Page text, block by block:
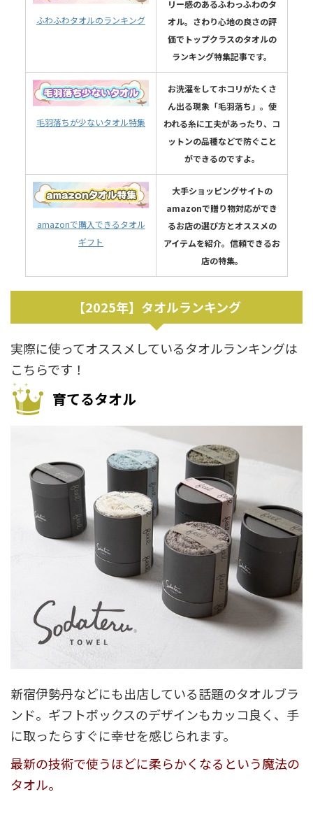
ふわふわタオルのランキング
リー感のあるふわっふわのタ
オル。さわり心地の良さの評
価でトップクラスのタオルの
ランキング特集記事です。
毛羽落ちが少ないタオル特集
お洗濯をしてホコリがたくさ
ん出る現象「毛羽落ち」。使
われる糸に工夫があったり、コ
ットンの品種などで防ぐこと
ができるのですよ。
amazonで購入できるタオル
ギフト
大手ショッピングサイトの
amazonで贈り物対応ができ
るお店の選び方とオススメの
アイテムを紹介。信頼できるお
店の特集。
【2025年】タオルランキング
実際に使ってオススメしているタオルランキングは
こちらです！
育てるタオル
新宿伊勢丹などにも出店している話題のタオルブラ
ンド。ギフトボックスのデザインもカッコ良く、手
に取ったらすぐに幸せを感じられます。
最新の技術で使うほどに柔らかくなるという魔法の
タオル。